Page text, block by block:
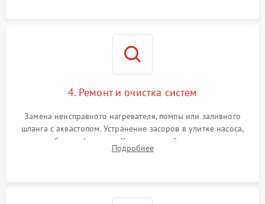
4. Ремонт и очистка систем
Замена неисправного нагревателя, помпы или заливного
шланга с аквастопом. Устранение засоров в улитке насоса,
патрубках и фильтрах. Компонентный ремонт платы
управления, восстановление поврежденной проводки.
Подробнее